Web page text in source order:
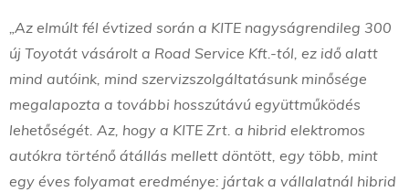
„Az elmúlt fél évtized során a KITE nagyságrendileg 300
új Toyotát vásárolt a Road Service Kft.-tól, ez idő alatt
mind autóink, mind szervizszolgáltatásunk minősége
megalapozta a további hosszútávú együttműködés
lehetőségét. Az, hogy a KITE Zrt. a hibrid elektromos
autókra történő átállás mellett döntött, egy több, mint
egy éves folyamat eredménye: jártak a vállalatnál hibrid